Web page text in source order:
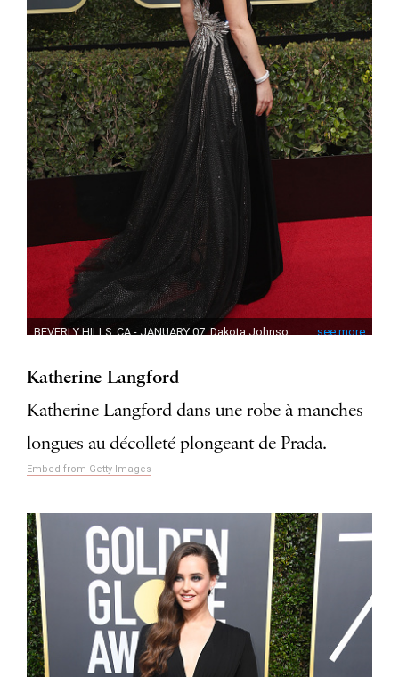
Katherine Langford
Katherine Langford dans une robe à manches
longues au décolleté plongeant de Prada.
Embed from Getty Images